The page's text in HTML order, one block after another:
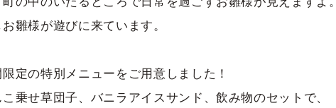
雛様が遊びに来ています。
定の特別メニューをご用意しました！
乗せ草団子、バニラアイスサンド、飲み物のセットで、